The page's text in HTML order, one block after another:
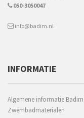
050-3050047
info@badim.nl
INFORMATIE
Algemene informatie Badim
Zwembadmaterialen